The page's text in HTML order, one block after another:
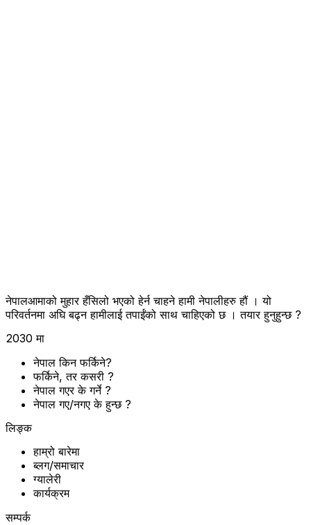
नेपालआमाको मुहार हँसिलो भएको हेर्न चाहने हामी नेपालीहरु हौं । यो
परिवर्तनमा अघि बढ्न हामीलाई तपाईंको साथ चाहिएको छ । तयार हुनुहुन्छ ?
2030 मा
नेपाल किन फर्किने?
फर्किने, तर कसरी ?
नेपाल गएर के गर्ने ?
नेपाल गए/नगए के हुन्छ ?
लिङ्क
हाम्रो बारेमा
ब्लग/समाचार
ग्यालेरी
कार्यक्रम
सम्पर्क